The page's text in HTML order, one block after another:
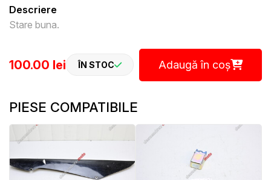
Descriere
Stare buna.
100.00 lei ÎN STOC Adaugă în coș
PIESE COMPATIBILE